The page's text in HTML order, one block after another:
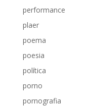
performance
plaer
poema
poesia
política
porno
pornografia